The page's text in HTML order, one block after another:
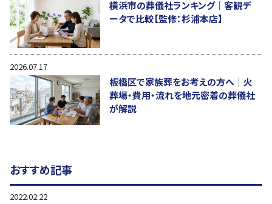
横浜市の葬儀社ランキング｜客観デ
ータで比較【監修：杉浦本店】
2026.07.17
板橋区で家族葬をお考えの方へ｜火
葬場・費用・流れを地元密着の葬儀社
が解説
おすすめ記事
2022.02.22